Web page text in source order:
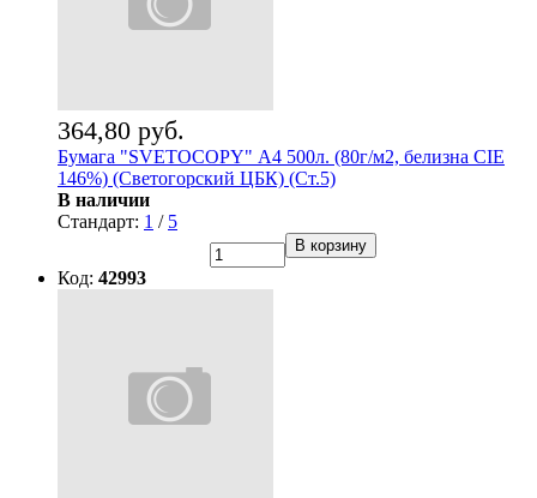
364,80 руб.
Бумага "SVETOCOPY" А4 500л. (80г/м2, белизна CIE
146%) (Светогорский ЦБК) (Ст.5)
В наличии
Стандарт: 1 / 5
В корзину
Код: 42993